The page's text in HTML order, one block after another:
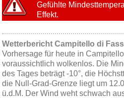
Gefühlte
Effekt.
Wetterbericht Campitello di
Vorhersage für heute in
voraussichtlich wolkenlos. Die
des Tages beträgt -10°, die
die Null-Grad-Grenze liegt um
ü.d.M. Der Wind weht schwach